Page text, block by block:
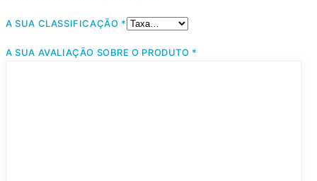
A SUA CLASSIFICAÇÃO *
A SUA AVALIAÇÃO SOBRE O PRODUTO *